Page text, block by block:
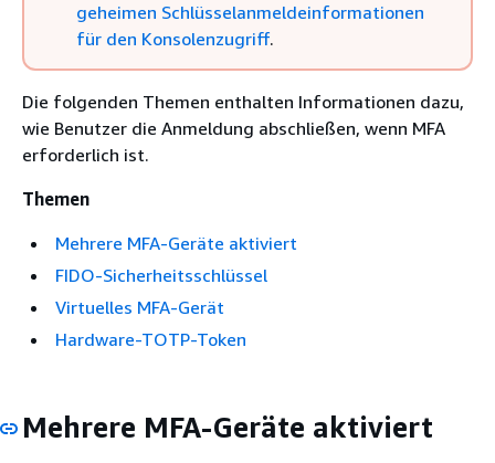
geheimen Schlüsselanmeldeinformationen
für den Konsolenzugriff.
Die folgenden Themen enthalten Informationen dazu,
wie Benutzer die Anmeldung abschließen, wenn MFA
erforderlich ist.
Themen
Mehrere MFA-Geräte aktiviert
FIDO-Sicherheitsschlüssel
Virtuelles MFA-Gerät
Hardware-TOTP-Token
Mehrere MFA-Geräte aktiviert